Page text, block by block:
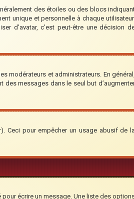
des étoiles ou des blocs
unique et personnelle à chaque
d’avatar, c’est peut-être une décision
modérateurs et administrateurs. En général,
des messages dans le seul but
Ceci pour empêcher un usage abusif de la
écrire un message. Une liste des